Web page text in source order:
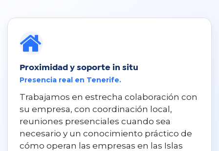
Proximidad y soporte in situ
Presencia real en Tenerife.
Trabajamos en estrecha colaboración con
su empresa, con coordinación local,
reuniones presenciales cuando sea
necesario y un conocimiento práctico de
cómo operan las empresas en las Islas